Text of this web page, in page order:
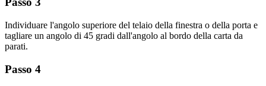
Individuare l'angolo superiore del telaio della finestra o della porta e
tagliare un angolo di 45 gradi dall'angolo al bordo della carta da
parati.
Passo 4